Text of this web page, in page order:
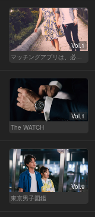
Vol.1
マッチングアプリは、必然に。
Vol.1
The WATCH
Vol.9
東京男子図鑑